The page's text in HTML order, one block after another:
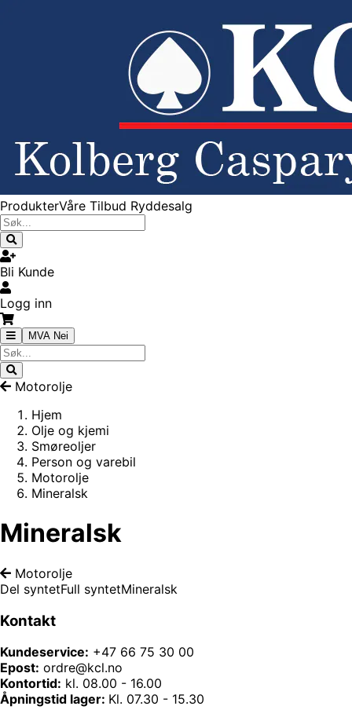
ProdukterVåre Tilbud Ryddesalg
Bli Kunde
Logg inn
MVA Nei
Motorolje
Hjem
Olje og kjemi
Smøreoljer
Person og varebil
Motorolje
Mineralsk
Mineralsk
Motorolje
Del syntetFull syntetMineralsk
Kontakt
Kundeservice: +47 66 75 30 00
Epost: ordre@kcl.no
Kontortid: kl. 08.00 - 16.00
Åpningstid lager: Kl. 07.30 - 15.30